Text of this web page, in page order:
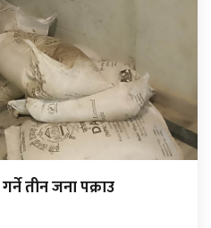
तीन जना पक्राउ